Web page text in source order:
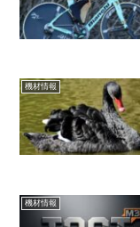
機材情報
機材情報